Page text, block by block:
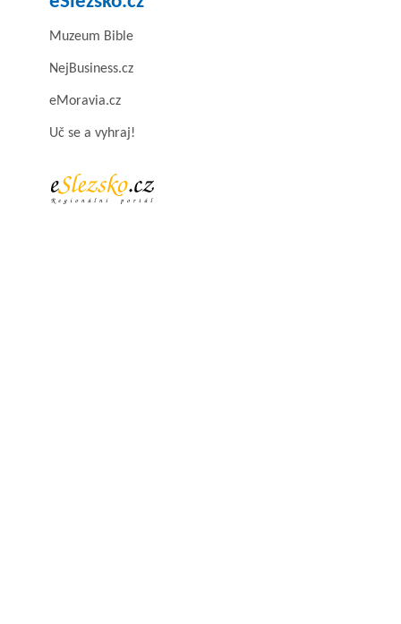
Muzeum Bible
NejBusiness.cz
eMoravia.cz
Uč se a vyhraj!